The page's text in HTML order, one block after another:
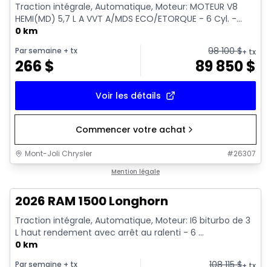
Traction intégrale, Automatique, Moteur: MOTEUR V8
HEMI(MD) 5,7 L A VVT A/MDS ECO/ETORQUE - 6 Cyl. -...
0 km
Par semaine + tx
266 $
98 100$+ tx
89 850$
Voir les détails
Commencer votre achat
Mont-Joli Chrysler #26307
Mention légale
2026 RAM 1500 Longhorn
Traction intégrale, Automatique, Moteur: I6 biturbo de 3
L haut rendement avec arrêt au ralenti - 6 ...
0 km
Par semaine + tx 108 115$